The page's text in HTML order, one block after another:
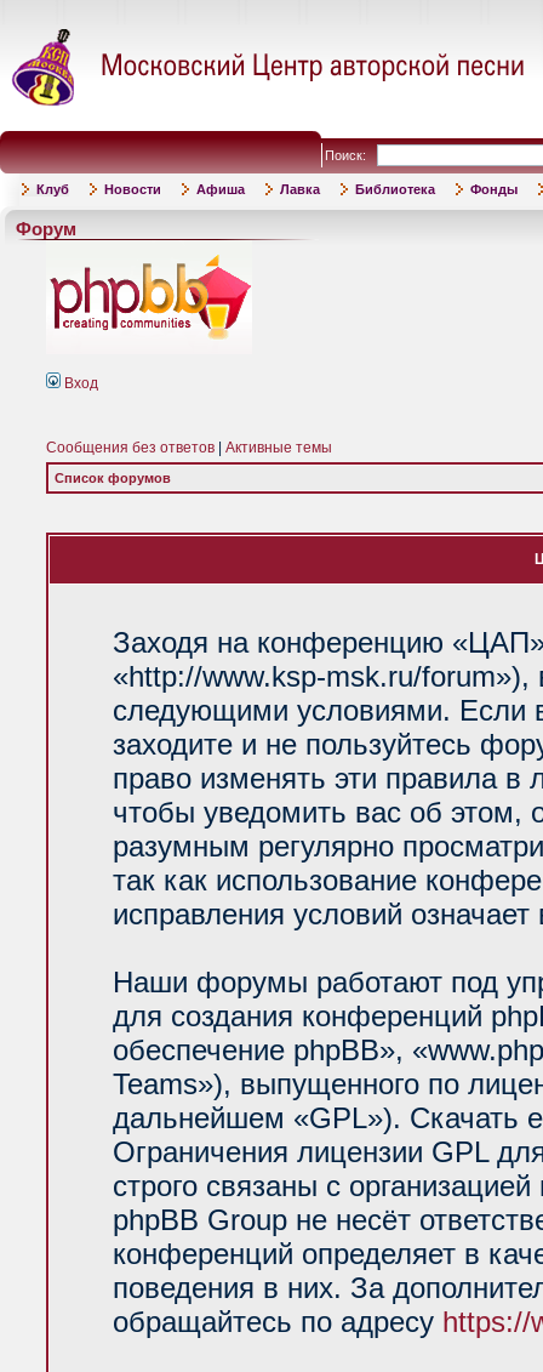
Поиск:
Клуб Новости Афиша Лавка Библиотека Фонды
Форум
Вход
Сообщения без ответов Активные темы
Список форумов
Заходя на конференцию
«http://www.ksp-msk.ru/forum»),
следующими условиями. Если
заходите и не пользуйтесь
право изменять эти правила
чтобы уведомить вас об
разумным регулярно
так как использование
исправления условий
Наши форумы работают под
для создания конференций
обеспечение phpBB»,
Teams»), выпущенного по
дальнейшем «GPL»). Скачать
Ограничения лицензии GPL
строго связаны с
phpBB Group не несёт
конференций определяет в
поведения в них. За
обращайтесь по адресу https://